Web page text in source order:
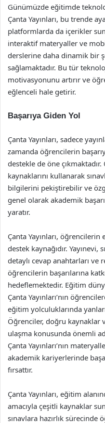
Günümüzde eğitimde
Çanta Yayınları, bu trende
platformlarda da içerikler
interaktif materyaller ve
derslerine daha dinamik bir
sağlamaktadır. Bu tür
motivasyonunu artırır ve
eğlenceli hale getirir.
Başarıya Giden Yol
Çanta Yayınları, sadece
zamanda öğrencilerin
destekle de öne çıkmaktadır.
kaynaklarını kullanarak
bilgilerini pekiştirebilir ve
genel olarak akademik
yaratır.
Çanta Yayınları,
destek kaynağıdır.
detaylı cevap anahtarları
öğrencilerin başarılarına
hedeflemektedir. Eğitim
Çanta Yayınları’nın
eğitim yolculuklarında
Öğrenciler, doğru kaynaklar
ulaşma konusunda önemli
Çanta Yayınları’nın
akademik kariyerlerinde
fırsattır.
Çanta Yayınları, eğitim
amacıyla çeşitli kaynaklar
sınavlara hazırlık sürecinde